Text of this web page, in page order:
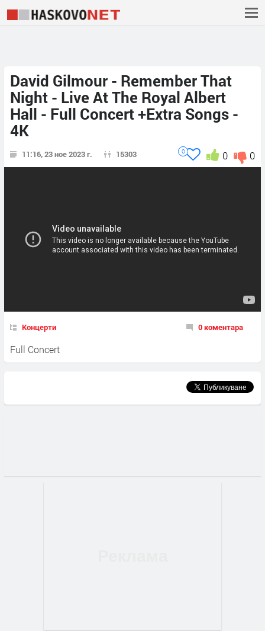
David Gilmour - Remember That
Night - Live At The Royal Albert
Hall - Full Concert +Extra Songs -
4K
11:16, 23 ное 2023 г. 15303 0
0
0
Концерти 0 коментара
Full Concert